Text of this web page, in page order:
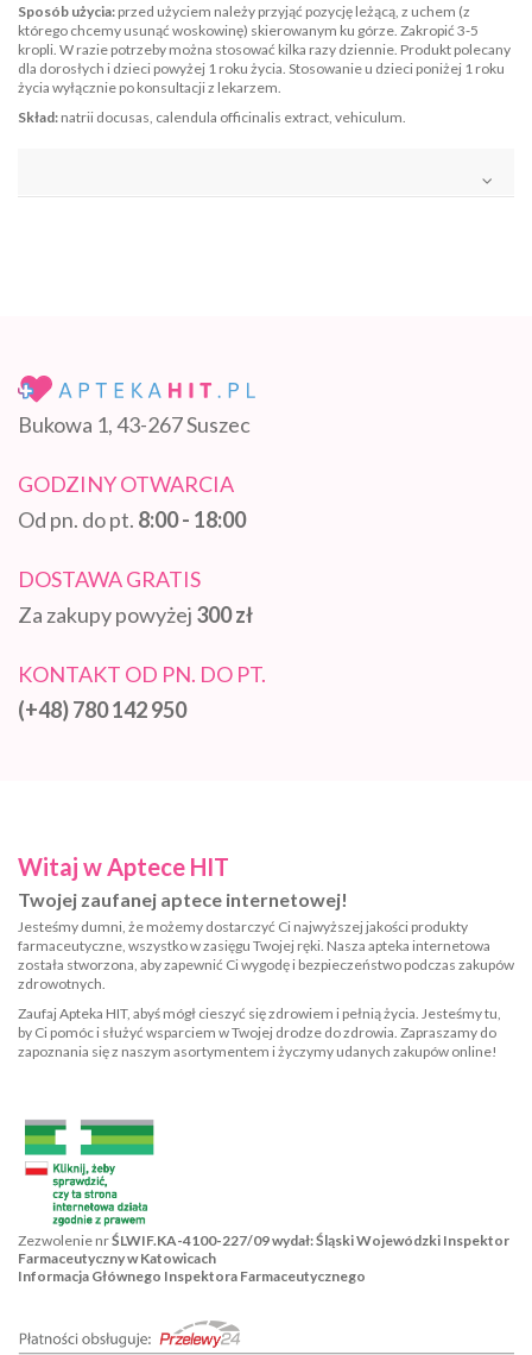
Sposób użycia: przed użyciem należy przyjąć pozycję leżącą, z uchem (z
którego chcemy usunąć woskowinę) skierowanym ku górze. Zakropić 3-5
kropli. W razie potrzeby można stosować kilka razy dziennie. Produkt polecany
dla dorosłych i dzieci powyżej 1 roku życia. Stosowanie u dzieci poniżej 1 roku
życia wyłącznie po konsultacji z lekarzem.
Skład: natrii docusas, calendula officinalis extract, vehiculum.
Bukowa 1, 43-267 Suszec
GODZINY OTWARCIA
Od pn. do pt. 8:00 - 18:00
DOSTAWA GRATIS
Za zakupy powyżej 300 zł
KONTAKT OD PN. DO PT.
(+48) 780 142 950
Witaj w Aptece HIT
Twojej zaufanej aptece internetowej!
Jesteśmy dumni, że możemy dostarczyć Ci najwyższej jakości produkty
farmaceutyczne, wszystko w zasięgu Twojej ręki. Nasza apteka internetowa
została stworzona, aby zapewnić Ci wygodę i bezpieczeństwo podczas zakupów
zdrowotnych.
Zaufaj Apteka HIT, abyś mógł cieszyć się zdrowiem i pełnią życia. Jesteśmy tu,
by Ci pomóc i służyć wsparciem w Twojej drodze do zdrowia. Zapraszamy do
zapoznania się z naszym asortymentem i życzymy udanych zakupów online!
Zezwolenie nrŚLWIF.KA-4100-227/09 wydał: Śląski Wojewódzki Inspektor
Farmaceutyczny w Katowicach
Informacja Głównego Inspektora Farmaceutycznego